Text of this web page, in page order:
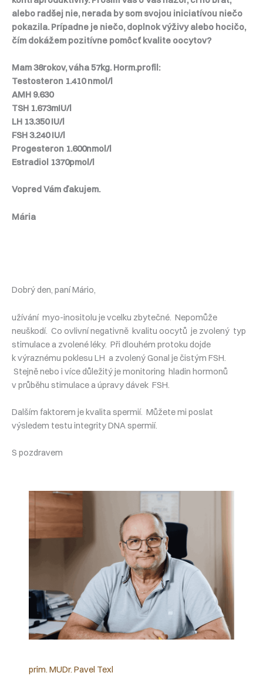
alebo radšej nie, nerada by som svojou iniciatívou niečo
pokazila. Prípadne je niečo, doplnok výživy alebo hocičo,
čím dokážem pozitívne pomôcť kvalite oocytov?
Mam 38rokov, váha 57kg. Horm.profil:
Testosteron 1.410 nmol/l
AMH 9.630
TSH 1.673mIU/l
LH 13.350 IU/l
FSH 3.240 IU/l
Progesteron 1.600nmol/l
Estradiol 1370pmol/l
Vopred Vám ďakujem.
Mária
Dobrý den, paní Mário,
užívání myo-inositolu je vcelku zbytečné. Nepomůže
neuškodí. Co ovlivní negativně kvalitu oocytů je zvolený typ
stimulace a zvolené léky. Při dlouhém protoku dojde
k výraznému poklesu LH a zvolený Gonal je čistým FSH.
Stejně nebo i více důležitý je monitoring hladin hormonů
v průběhu stimulace a úpravy dávek FSH.
Dalším faktorem je kvalita spermií. Můžete mi poslat
výsledem testu integrity DNA spermií.
S pozdravem
prim. MUDr. Pavel Texl